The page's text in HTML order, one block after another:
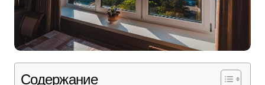
Содержание